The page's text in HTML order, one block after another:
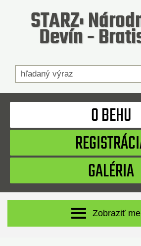
STARZ:
Devín -
O BEHU
GALÉRIA
Zobraziť